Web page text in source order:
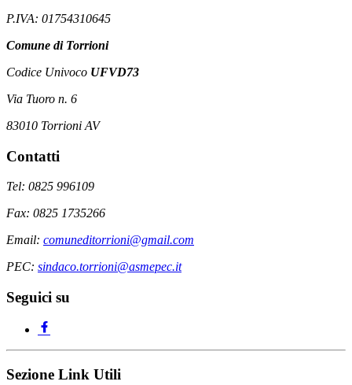
P.IVA: 01754310645
Comune di Torrioni
Codice Univoco UFVD73
Via Tuoro n. 6
83010 Torrioni AV
Contatti
Tel: 0825 996109
Fax: 0825 1735266
Email: comuneditorrioni@gmail.com
PEC: sindaco.torrioni@asmepec.it
Seguici su
Sezione Link Utili